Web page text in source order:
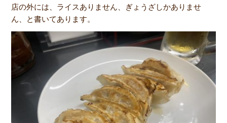
店の外には、ライスありません、ぎょうざしかありませ
ん、と書いてあります。